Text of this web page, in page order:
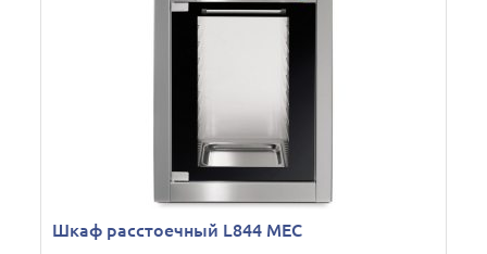
Шкаф расстоечный L844 MEC